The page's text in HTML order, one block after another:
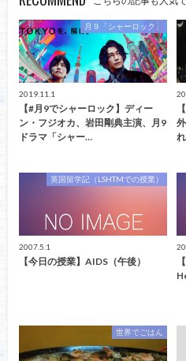
月９「シャーロック」
2019.11.1
【#月9でシャーロック】ディー
ン・フジオカ、岩田剛典主演、月9
ドラマ「シャー…
英国留学記（LSHTMでの授業）
2007.5.1
【今日の授業】AIDS（午後）
世界でごはん